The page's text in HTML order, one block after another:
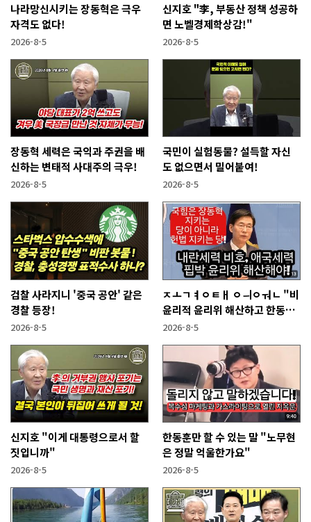
나라망신시키는 장동혁은 극우
자격도 없다!
2026-8-5
신지호 "李, 부동산 정책 성공하
면 노벨경제학상감!"
2026-8-5
장동혁 세력은 국익과 주권을 배
신하는 변태적 사대주의 극우!
2026-8-5
국민이 실험동물? 설득할 자신
도 없으면서 밀어붙여!
2026-8-5
검찰 사라지니 '중국 공안' 같은
경찰 등장!
2026-8-5
ㅈㅗㄱㅕㅇㅌㅐ ㅇㅢㅇㅝㄴ "비
윤리적 윤리위 해산하고 한동훈
복당 시켜야"
2026-8-5
신지호 "이게 대통령으로서 할
짓입니까"
2026-8-5
한동훈만 할 수 있는 말 "노무현
은 정말 억울한가요"
2026-8-5